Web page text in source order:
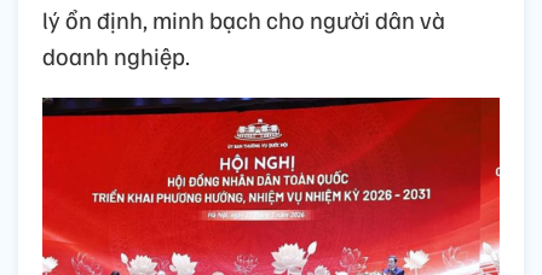
lý ổn định, minh bạch cho người dân và
doanh nghiệp.